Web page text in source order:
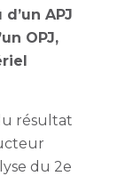
APJ
OPJ,
résultat
du 2e